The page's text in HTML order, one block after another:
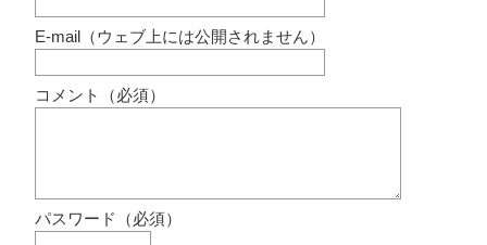
E-mail（ウェブ上には公開されません）
コメント（必須）
パスワード（必須）